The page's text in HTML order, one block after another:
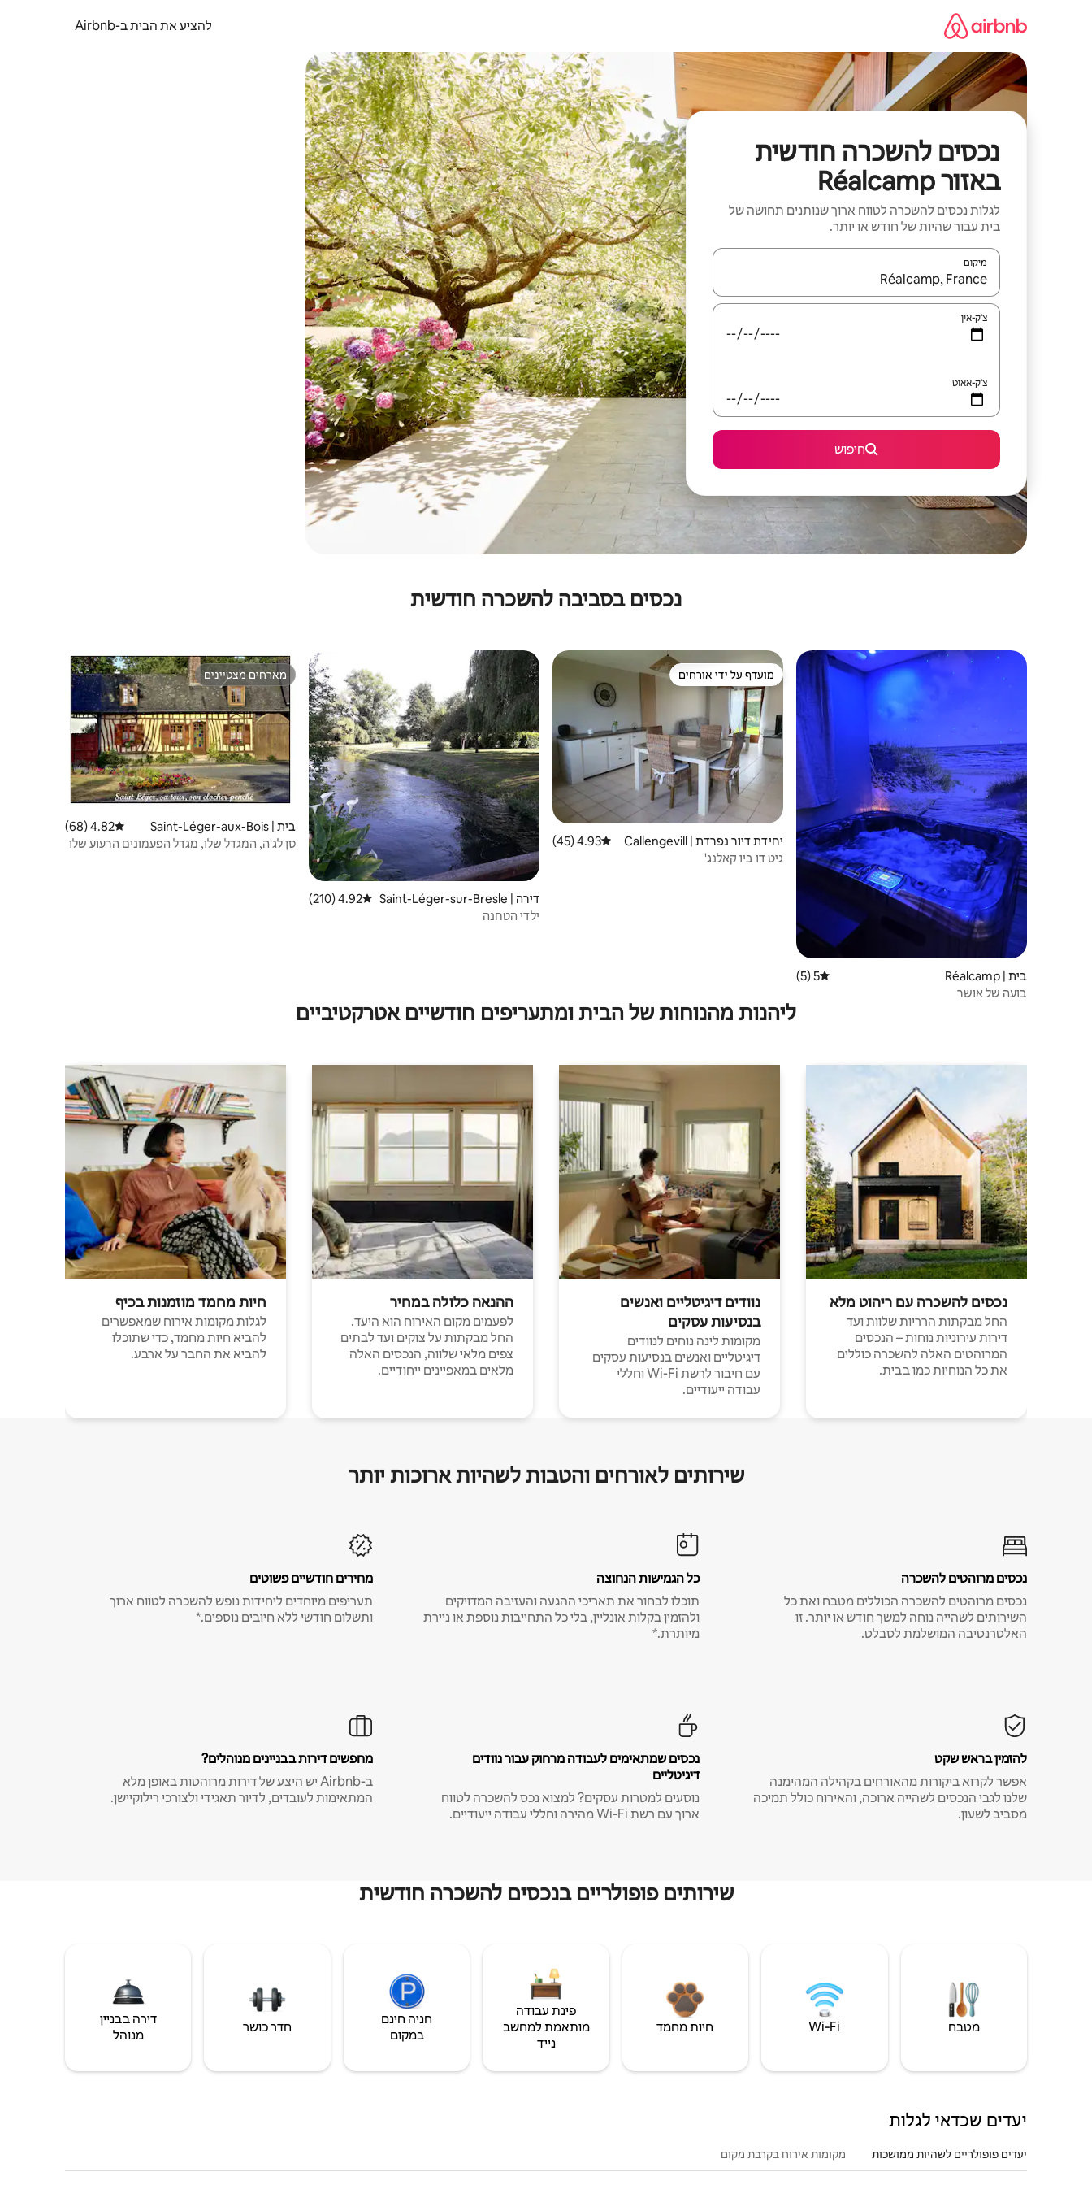
להציע את הבית ב-Airbnb
נכסים להשכרה חודשית
באזור Réalcamp
לגלות נכסים להשכרה לטווח ארוך שנותנים תחושה של
בית עבור שהיות של חודש או יותר.
מיקום
כאשר התוצאות יהיו זמינות, יש לנווט עם מקשי החיצים למעלה ולמטה או לעיין בעזרת תנועות מגע או החלקה.
צ'ק-אין
צ'ק-אאוט
חיפוש
נכסים בסביבה להשכרה חודשית
בית | Réalcamp דירוג ממוצע של 5 מתוך 5, 5 ביקורות
5 (5)
בועה של אושר
מועדף על ידי אורחים
מועדף על ידי אורחים
יחידת דיור נפרדת | Callengevill
e
דירוג ממוצע של 4.93 מתוך 5, 45 ביקורות
4.93 (45)
גיט דו ביו קאלנג'
דירה | Saint-Léger-sur-Bresle דירוג ממוצע של 4.92 מתוך 5, 210 ביקורות
4.92 (210)
ילדי הטחנה
מארחים מצטיינים
מארחים מצטיינים
בית | Saint-Léger-aux-Bois דירוג ממוצע של 4.82 מתוך 5, 68 ביקורות
4.82 (68)
סן לג'ה, המגדל שלו, מגדל הפעמונים הרעוע שלו
ליהנות מהנוחות של הבית ומתעריפים חודשיים אטרקטיביים
נכסים להשכרה עם ריהוט מלא
החל מבקתות הרריות שלוות ועד
דירות עירוניות נוחות – הנכסים
המרוהטים האלה להשכרה כוללים
את כל הנוחיות כמו בבית.
נוודים דיגיטליים ואנשים
בנסיעות עסקים
מקומות לינה נוחים לנוודים
דיגיטליים ואנשים בנסיעות עסקים
עם חיבור לרשת Wi-Fi וחללי
עבודה ייעודיים.
ההנאה כלולה במחיר
לפעמים מקום האירוח הוא היעד.
החל מבקתות על צוקים ועד לבתים
צפים מלאי שלווה, הנכסים האלה
מלאים במאפיינים ייחודיים.
חיות מחמד מוזמנות בכיף
לגלות מקומות אירוח שמאפשרים
להביא חיות מחמד, כדי שתוכלו
להביא את החבר על ארבע.
שירותים לאורחים והטבות לשהיות ארוכות יותר
נכסים מרוהטים להשכרה
נכסים מרוהטים להשכרה הכוללים מטבח ואת כל
השירותים לשהייה נוחה למשך חודש או יותר. זו
האלטרנטיבה המושלמת לסבלט.
כל הגמישות הנחוצה
תוכלו לבחור את תאריכי ההגעה והעזיבה המדויקים
ולהזמין בקלות אונליין, בלי כל התחייבות נוספת או ניירת
מיותרת.*
מחירים חודשיים פשוטים
תעריפים מיוחדים ליחידות נופש להשכרה לטווח ארוך
ותשלום חודשי ללא חיובים נוספים.*
להזמין בראש שקט
אפשר לקרוא ביקורות מהאורחים בקהילה המהימנה
שלנו לגבי הנכסים לשהייה ארוכה, והאירוח כולל תמיכה
מסביב לשעון.
נכסים שמתאימים לעבודה מרחוק עבור נוודים
דיגיטליים
נוסעים למטרות עסקים? למצוא נכס להשכרה לטווח
ארוך עם רשת Wi-Fi מהירה וחללי עבודה ייעודיים.
מחפשים דירות בבניינים מנוהלים?
ב-Airbnb יש היצע של דירות מרוהטות באופן מלא
המתאימות לעובדים, לדיור תאגידי ולצורכי רילוקיישן.
שירותים פופולריים בנכסים להשכרה חודשית
מטבח Wi‑Fi חיות מחמד
פינת עבודה
מותאמת למחשב
נייד
חניה חינם
במקום
חדר כושר
דירה בבניין
מנוהל
יעדים שכדאי לגלות
יעדים פופולריים לשהיות ממושכות מקומות אירוח בקרבת מקום